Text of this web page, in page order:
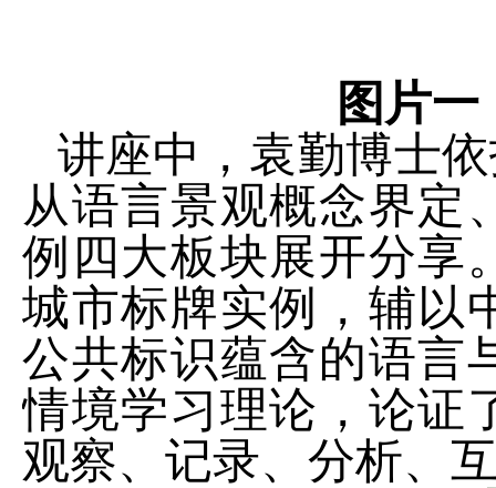
图片
讲座中，袁勤博士
从语言景观概念界定
例四大板块展开分享
城市标牌实例，辅以
公共标识蕴含的语言
情境学习理论，论证
观察、记录、分析、